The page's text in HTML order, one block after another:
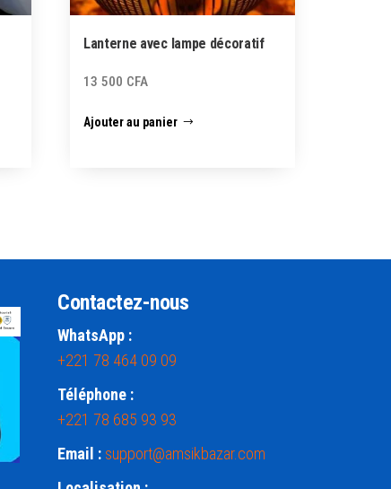
Lanterne avec lampe décoratif
13 500 CFA
Ajouter au panier
Contactez-nous
WhatsApp :
+221 78 464 09 09
Téléphone :
+221 78 685 93 93
Email : support@amsikbazar.com